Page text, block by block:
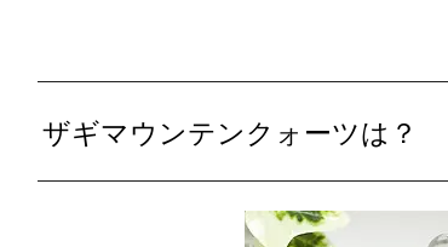
ザギマウンテンクォーツは？